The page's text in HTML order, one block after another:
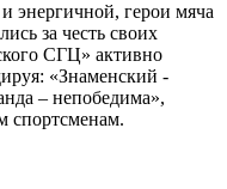
энергичной, герои мяча
за честь своих
СГЦ» активно
«Знаменский -
– непобедима»,
спортсменам.